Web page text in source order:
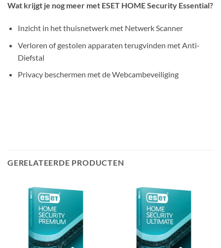
Wat krijgt je nog meer met ESET HOME Security Essential?
Inzicht in het thuisnetwerk met Netwerk Scanner
Verloren of gestolen apparaten terugvinden met Anti-
Diefstal
Privacy beschermen met de Webcambeveiliging
GERELATEERDE PRODUCTEN